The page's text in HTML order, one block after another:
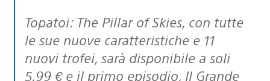
Topatoi: The Pillar of Skies, con tutte
le sue nuove caratteristiche e 11
nuovi trofei, sarà disponibile a soli
5,99 € e il primo episodio, Il Grande